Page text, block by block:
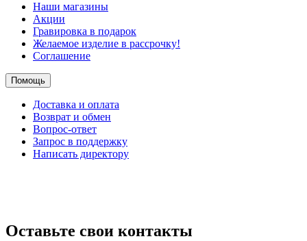
Наши магазины
Акции
Гравировка в подарок
Желаемое изделие в рассрочку!
Соглашение
Помощь
Доставка и оплата
Возврат и обмен
Вопрос-ответ
Запрос в поддержку
Написать директору
Оставьте свои контакты